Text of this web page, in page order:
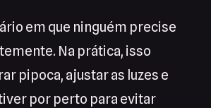
em que ninguém precise
Na prática, isso
pipoca, ajustar as luzes e
por perto para evitar